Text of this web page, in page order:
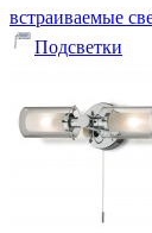
встраиваемые
Подсветки